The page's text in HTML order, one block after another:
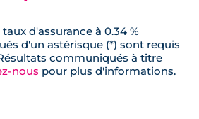
taux d'assurance à 0.34 %
d'un astérisque (*) sont requis
communiqués à titre
nous pour plus d'informations.